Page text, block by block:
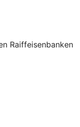
Raiffeisenbanken